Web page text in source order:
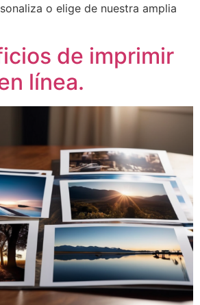
o elige de nuestra amplia
de imprimir
línea.